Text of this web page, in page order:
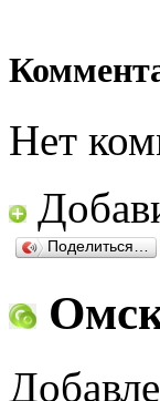
Нет
Поделиться…